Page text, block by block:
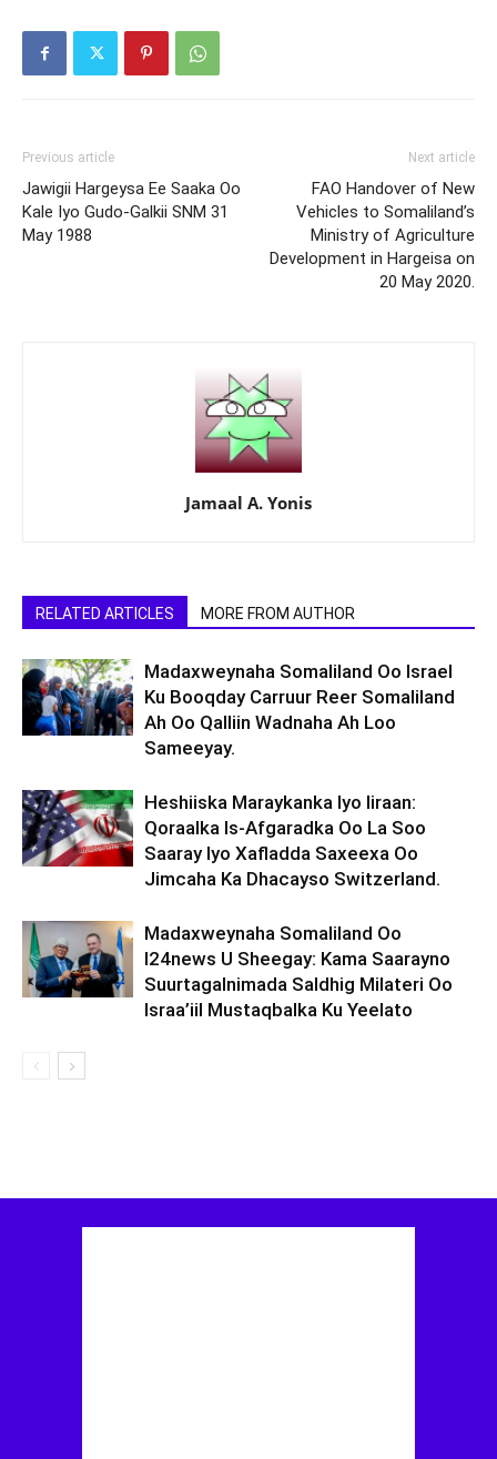
Previous article
Jawigii Hargeysa Ee Saaka Oo
Kale Iyo Gudo-Galkii SNM 31
May 1988
Next article
FAO Handover of New
Vehicles to Somaliland’s
Ministry of Agriculture
Development in Hargeisa on
20 May 2020.
Jamaal A. Yonis
RELATED ARTICLES MORE FROM AUTHOR
Madaxweynaha Somaliland Oo Israel
Ku Booqday Carruur Reer Somaliland
Ah Oo Qalliin Wadnaha Ah Loo
Sameeyay.
Heshiiska Maraykanka Iyo Iiraan:
Qoraalka Is-Afgaradka Oo La Soo
Saaray Iyo Xafladda Saxeexa Oo
Jimcaha Ka Dhacayso Switzerland.
Madaxweynaha Somaliland Oo
I24news U Sheegay: Kama Saarayno
Suurtagalnimada Saldhig Milateri Oo
Israa’iil Mustaqbalka Ku Yeelato